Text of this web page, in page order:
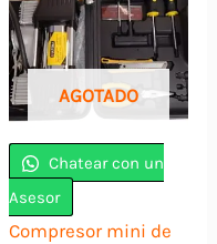
AGOTADO
Chatear con un
Asesor
Compresor mini de